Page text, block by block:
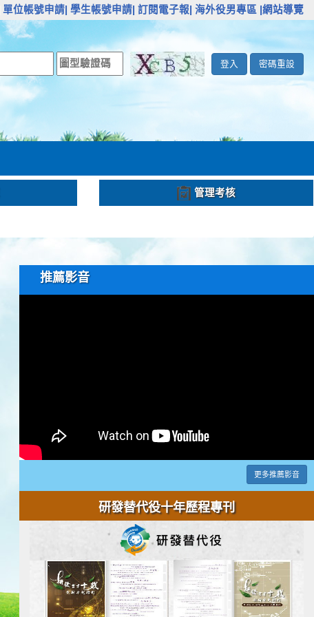
單位帳號申請| 學生帳號申請| 訂閱電子報| 海外役男專區 |網站導覽
登入 密碼重設
管理考核
推薦影音
更多推薦影音
研發替代役十年歷程專刊